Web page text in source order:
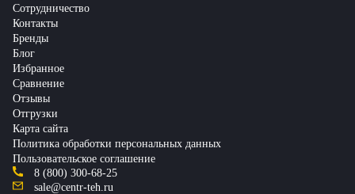
Сотрудничество
Контакты
Бренды
Блог
Избранное
Сравнение
Отзывы
Отгрузки
Карта сайта
Политика обработки персональных данных
Пользовательское соглашение
8 (800) 300-68-25
sale@centr-teh.ru